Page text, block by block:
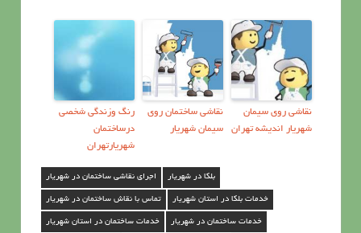
نقاشی روی سیمان
شهریار اندیشه تهران
نقاشی ساختمان روی
سیمان شهریار
رنگ وزندگی شخصی
درساختمان
شهریارتهران
اجرای نقاشی ساختمان در شهریار بلکا در شهریار
تماس با نقاش ساختمان در شهریار خدمات بلکا در استان شهریار
خدمات ساختمان در استان شهریار خدمات ساختمان در شهریار